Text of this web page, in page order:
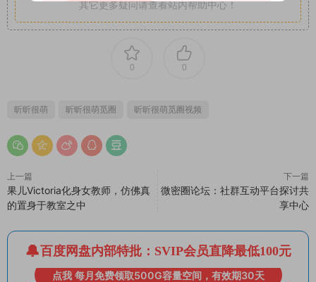
其它更多疑问请查看站内帮助中心！
0 0
昕昕很萌 昕昕很萌觅圈 昕昕很萌觅圈视频
上一篇
果儿Victoria化身女教师，仿佛真
的置身于教室之中
下一篇
微密圈论坛：社群互动平台探讨共
享中心
百度网盘内部特批：SVIP会员直降最低100元
点我 每月免费领取500G容量空间，有效期30天